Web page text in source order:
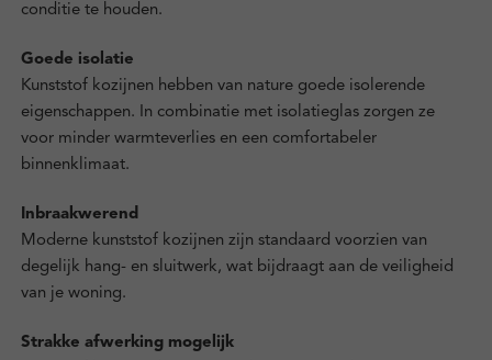
conditie te houden.
Goede isolatie
Kunststof kozijnen hebben van nature goede isolerende
eigenschappen. In combinatie met isolatieglas zorgen ze
voor minder warmteverlies en een comfortabeler
binnenklimaat.
Inbraakwerend
Moderne kunststof kozijnen zijn standaard voorzien van
degelijk hang- en sluitwerk, wat bijdraagt aan de veiligheid
van je woning.
Strakke afwerking mogelijk